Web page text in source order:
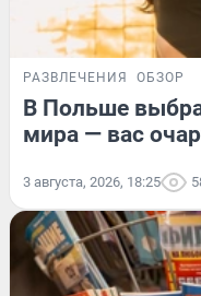
РАЗВЛЕЧЕНИЯ ОБЗОР
В Польше
мира — вас
3 августа, 2026, 18:25